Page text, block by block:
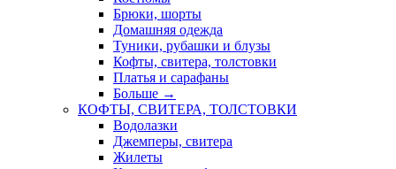
Брюки, шорты
Домашняя одежда
Туники, рубашки и блузы
Кофты, свитера, толстовки
Платья и сарафаны
Больше →
КОФТЫ, СВИТЕРА, ТОЛСТОВКИ
Водолазки
Джемперы, свитера
Жилеты